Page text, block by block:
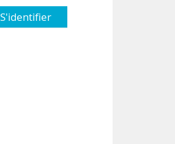
S'identifier